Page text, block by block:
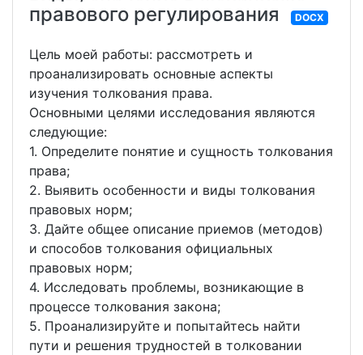
правового регулирования
DOCX
Цель моей работы: рассмотреть и
проанализировать основные аспекты
изучения толкования права.
Основными целями исследования являются
следующие:
1. Определите понятие и сущность толкования
права;
2. Выявить особенности и виды толкования
правовых норм;
3. Дайте общее описание приемов (методов)
и способов толкования официальных
правовых норм;
4. Исследовать проблемы, возникающие в
процессе толкования закона;
5. Проанализируйте и попытайтесь найти
пути и решения трудностей в толковании